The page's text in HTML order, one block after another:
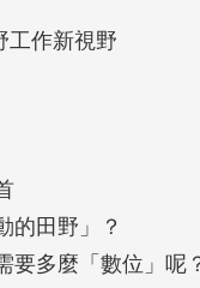
工作新視野
田野」？
多麼「數位」呢